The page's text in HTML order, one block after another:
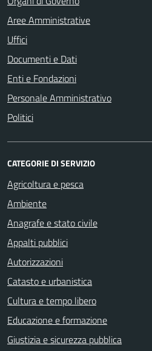
Aree Amministrative
Uffici
Documenti e Dati
Enti e Fondazioni
Personale Amministrativo
Politici
CATEGORIE DI SERVIZIO
Agricoltura e pesca
Ambiente
Anagrafe e stato civile
Appalti pubblici
Autorizzazioni
Catasto e urbanistica
Cultura e tempo libero
Educazione e formazione
Giustizia e sicurezza pubblica